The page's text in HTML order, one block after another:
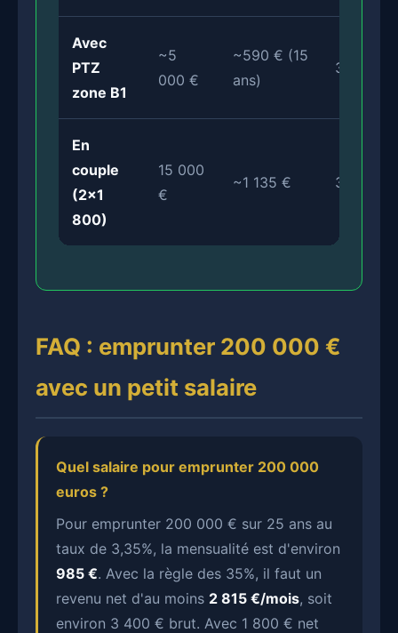
Avec
PTZ
zone B1
~5
000 €
~590 € (15
ans)
32,8%
En
couple
(2×1
800)
15 000
€
~1 135 € 31,5%
FAQ : emprunter 200 000 €
avec un petit salaire
Quel salaire pour emprunter 200 000
euros ?
Pour emprunter 200 000 € sur 25 ans au
taux de 3,35%, la mensualité est d'environ
985 €. Avec la règle des 35%, il faut un
revenu net d'au moins 2 815 €/mois, soit
environ 3 400 € brut. Avec 1 800 € net